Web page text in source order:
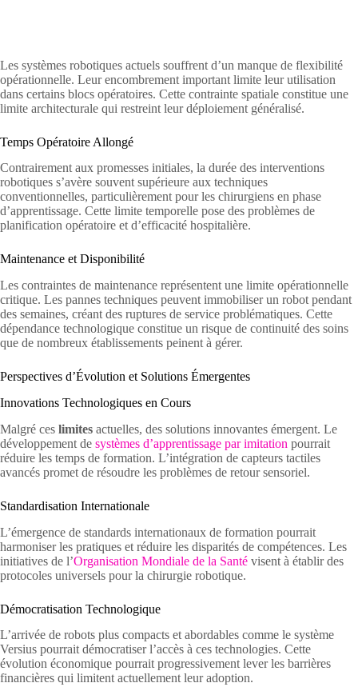
Les systèmes robotiques actuels souffrent d’un manque de flexibilité
opérationnelle. Leur encombrement important limite leur utilisation
dans certains blocs opératoires. Cette contrainte spatiale constitue une
limite architecturale qui restreint leur déploiement généralisé.
Temps Opératoire Allongé
Contrairement aux promesses initiales, la durée des interventions
robotiques s’avère souvent supérieure aux techniques
conventionnelles, particulièrement pour les chirurgiens en phase
d’apprentissage. Cette limite temporelle pose des problèmes de
planification opératoire et d’efficacité hospitalière.
Maintenance et Disponibilité
Les contraintes de maintenance représentent une limite opérationnelle
critique. Les pannes techniques peuvent immobiliser un robot pendant
des semaines, créant des ruptures de service problématiques. Cette
dépendance technologique constitue un risque de continuité des soins
que de nombreux établissements peinent à gérer.
Perspectives d’Évolution et Solutions Émergentes
Innovations Technologiques en Cours
Malgré ces limites actuelles, des solutions innovantes émergent. Le
développement de systèmes d’apprentissage par imitation pourrait
réduire les temps de formation. L’intégration de capteurs tactiles
avancés promet de résoudre les problèmes de retour sensoriel.
Standardisation Internationale
L’émergence de standards internationaux de formation pourrait
harmoniser les pratiques et réduire les disparités de compétences. Les
initiatives de l’Organisation Mondiale de la Santé visent à établir des
protocoles universels pour la chirurgie robotique.
Démocratisation Technologique
L’arrivée de robots plus compacts et abordables comme le système
Versius pourrait démocratiser l’accès à ces technologies. Cette
évolution économique pourrait progressivement lever les barrières
financières qui limitent actuellement leur adoption.